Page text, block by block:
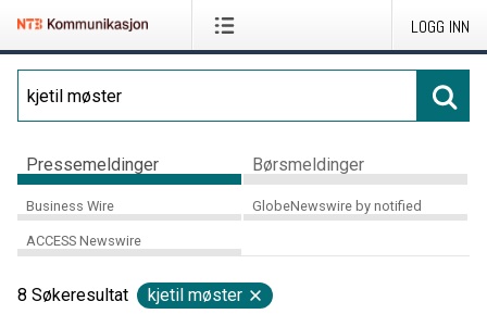
LOGG INN
Pressemeldinger Børsmeldinger
Business Wire GlobeNewswire by notified
ACCESS Newswire
8 Søkeresultat kjetil møster